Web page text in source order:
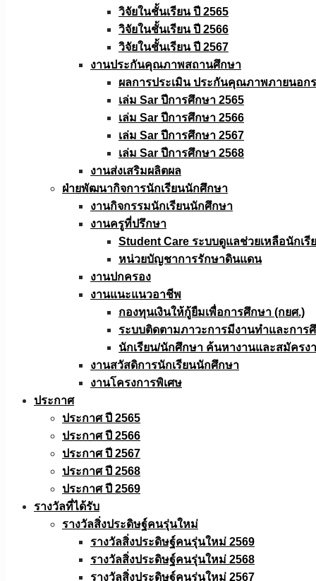
วิจัยในชั้นเรียน ปี 2565
วิจัยในชั้นเรียน ปี 2566
วิจัยในชั้นเรียน ปี 2567
งานประกันคุณภาพสถานศึกษา
ผลการประเมิน ประกันคุณภาพภายนอก
เล่ม Sar ปีการศึกษา 2565
เล่ม Sar ปีการศึกษา 2566
เล่ม Sar ปีการศึกษา 2567
เล่ม Sar ปีการศึกษา 2568
งานส่งเสริมผลิตผล
ฝ่ายพัฒนากิจการนักเรียนนักศึกษา
งานกิจกรรมนักเรียนนักศึกษา
งานครูที่ปรึกษา
Student Care ระบบดูแลช่วยเหลือนักเรี
หน่วยบัญชาการรักษาดินแดน
งานปกครอง
งานแนะแนวอาชีพ
กองทุนเงินให้กู้ยืมเพื่อการศึกษา (กยศ.)
ระบบติดตามภาวะการมีงานทำและการ
นักเรียน/นักศึกษา ค้นหางานและสมัครง
งานสวัสดิการนักเรียนนักศึกษา
งานโครงการพิเศษ
ประกาศ
ประกาศ ปี 2565
ประกาศ ปี 2566
ประกาศ ปี 2567
ประกาศ ปี 2568
ประกาศ ปี 2569
รางวัลที่ได้รับ
รางวัลสิ่งประดิษฐ์คนรุ่นใหม่
รางวัลสิ่งประดิษฐ์คนรุ่นใหม่ 2569
รางวัลสิ่งประดิษฐ์คนรุ่นใหม่ 2568
รางวัลสิ่งประดิษฐ์คนรุ่นใหม่ 2567